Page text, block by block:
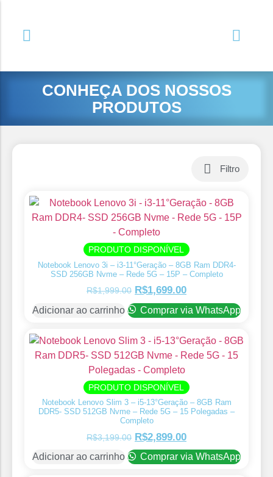
CONHEÇA DOS NOSSOS
PRODUTOS
Filtro
PRODUTO DISPONÍVEL
Notebook Lenovo 3i – i3-11°Geração – 8GB Ram DDR4-
SSD 256GB Nvme – Rede 5G – 15P – Completo
R$1,999.00 R$1,699.00
Adicionar ao carrinho Comprar via WhatsApp
PRODUTO DISPONÍVEL
Notebook Lenovo Slim 3 – i5-13°Geração – 8GB Ram
DDR5- SSD 512GB Nvme – Rede 5G – 15 Polegadas –
Completo
R$3,199.00 R$2,899.00
Adicionar ao carrinho Comprar via WhatsApp